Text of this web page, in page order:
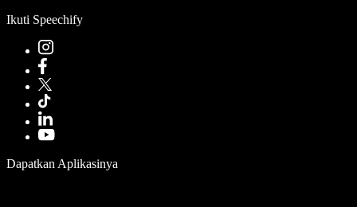
Ikuti Speechify
Dapatkan Aplikasinya